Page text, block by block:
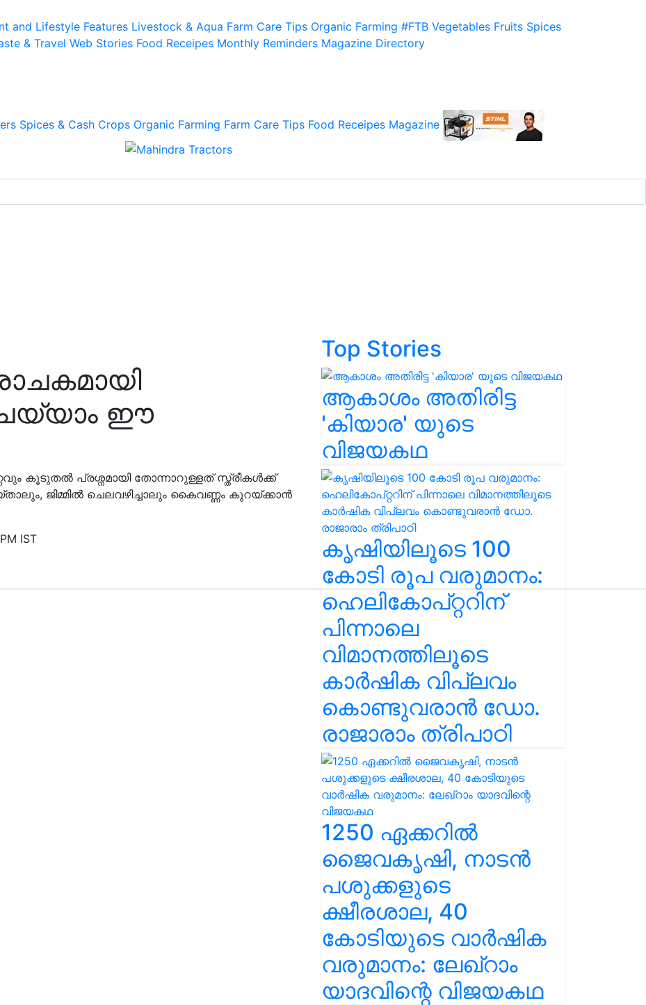
and Lifestyle Features Livestock & Aqua Farm Care Tips Organic Farming #FTB Vegetables Fruits Spices
& Travel Web Stories Food Receipes Monthly Reminders Magazine Directory
Spices & Cash Crops Organic Farming Farm Care Tips Food Receipes Magazine
ഈ
കൂടുതൽ പ്രശ്നമായി തോന്നാറുള്ളത് സ്ത്രീകൾക്ക്
ജിമ്മിൽ ചെലവഴിച്ചാലും കൈവണ്ണം കുറയ്ക്കാൻ
IST
Top Stories
ആകാശം അതിരിട്ട
'കിയാര' യുടെ
വിജയകഥ
കൃഷിയിലൂടെ 100
കോടി രൂപ വരുമാനം:
ഹെലികോപ്റ്ററിന്
പിന്നാലെ
വിമാനത്തിലൂടെ
കാർഷിക വിപ്ലവം
കൊണ്ടുവരാൻ ഡോ.
രാജാരാം ത്രിപാഠി
1250 ഏക്കറിൽ
ജൈവകൃഷി, നാടൻ
പശുക്കളുടെ
ക്ഷീരശാല, 40
കോടിയുടെ വാർഷിക
വരുമാനം: ലേഖ്‌റാം
യാദവിന്റെ വിജയകഥ